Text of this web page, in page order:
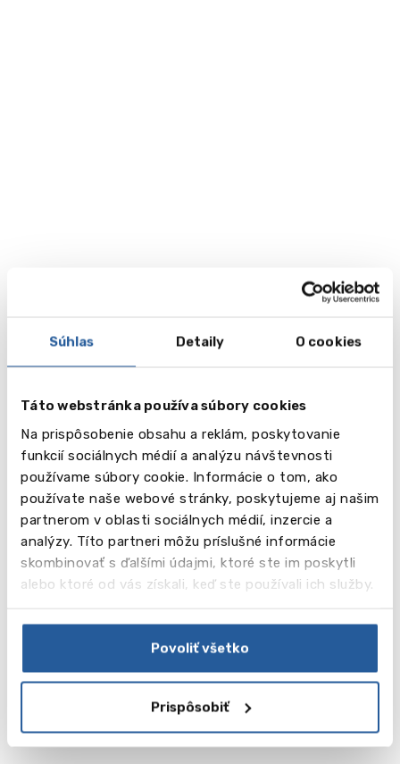
Súhlas Detaily O cookies
Táto webstránka používa súbory cookies
Na prispôsobenie obsahu a reklám, poskytovanie
funkcií sociálnych médií a analýzu návštevnosti
používame súbory cookie. Informácie o tom, ako
používate naše webové stránky, poskytujeme aj našim
partnerom v oblasti sociálnych médií, inzercie a
analýzy. Títo partneri môžu príslušné informácie
skombinovať s ďalšími údajmi, ktoré ste im poskytli
alebo ktoré od vás získali, keď ste používali ich služby.
Povoliť všetko
Prispôsobiť